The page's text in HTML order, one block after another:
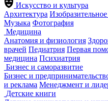
Искусство и культура
Архитектура
Музыка Фотография
Медицина
Анатомия и физиология
врачей Педиатрия Первая
медицина Психиатрия
Бизнес и саморазвитие
Бизнес и
и реклама Менеджмент и
Детские книги